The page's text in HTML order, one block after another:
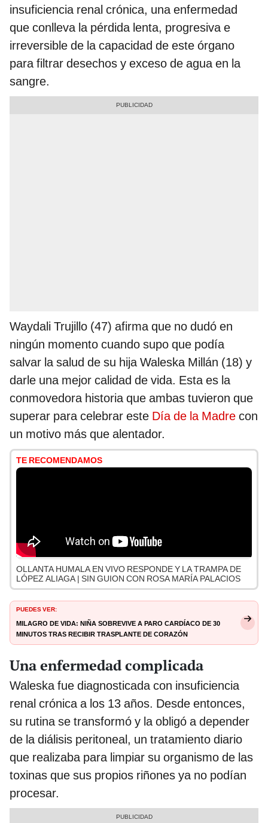
insuficiencia renal crónica, una enfermedad
que conlleva la pérdida lenta, progresiva e
irreversible de la capacidad de este órgano
para filtrar desechos y exceso de agua en la
sangre.
Waydali Trujillo (47) afirma que no dudó en
ningún momento cuando supo que podía
salvar la salud de su hija Waleska Millán (18) y
darle una mejor calidad de vida. Esta es la
conmovedora historia que ambas tuvieron que
superar para celebrar este Día de la Madre con
un motivo más que alentador.
TE RECOMENDAMOS
OLLANTA HUMALA EN VIVO RESPONDE Y LA TRAMPA DE
LÓPEZ ALIAGA | SIN GUION CON ROSA MARÍA PALACIOS
PUEDES VER:
Milagro de vida: niña sobrevive a paro cardíaco de 30
minutos tras recibir trasplante de corazón
Una enfermedad complicada
Waleska fue diagnosticada con insuficiencia
renal crónica a los 13 años. Desde entonces,
su rutina se transformó y la obligó a depender
de la diálisis peritoneal, un tratamiento diario
que realizaba para limpiar su organismo de las
toxinas que sus propios riñones ya no podían
procesar.